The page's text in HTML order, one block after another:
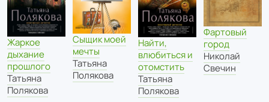
Жаркое
дыхание
прошлого
Татьяна
Полякова
Сыщик моей
мечты
Татьяна
Полякова
Найти,
влюбиться и
отомстить
Татьяна
Полякова
Фартовый
город
Николай
Свечин